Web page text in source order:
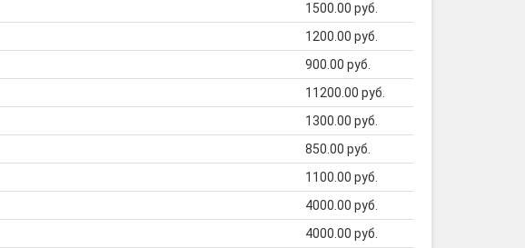
1500.00 руб.
1200.00 руб.
900.00 руб.
11200.00 руб.
1300.00 руб.
850.00 руб.
1100.00 руб.
4000.00 руб.
4000.00 руб.